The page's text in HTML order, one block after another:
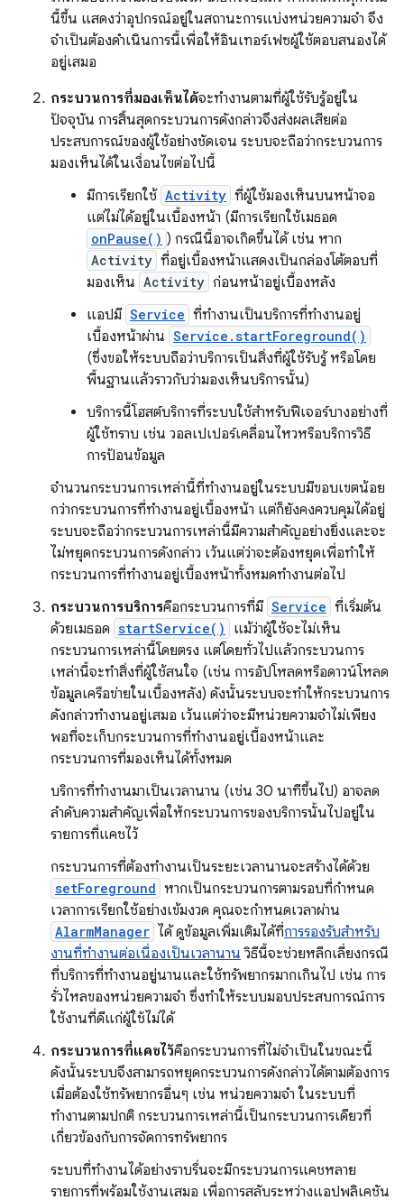
นี้ขึ้น แสดงว่าอุปกรณ์อยู่ในสถานะการแบ่งหน่วยความจำ จึง
จำเป็นต้องดำเนินการนี้เพื่อให้อินเทอร์เฟซผู้ใช้ตอบสนองได้
อยู่เสมอ
กระบวนการที่มองเห็นได้จะทํางานตามที่ผู้ใช้รับรู้อยู่ใน
ปัจจุบัน การสิ้นสุดกระบวนการดังกล่าวจึงส่งผลเสียต่อ
ประสบการณ์ของผู้ใช้อย่างชัดเจน ระบบจะถือว่ากระบวนการ
มองเห็นได้ในเงื่อนไขต่อไปนี้
มีการเรียกใช้ Activity ที่ผู้ใช้มองเห็นบนหน้าจอ
แต่ไม่ได้อยู่ในเบื้องหน้า (มีการเรียกใช้เมธอด
onPause() ) กรณีนี้อาจเกิดขึ้นได้ เช่น หาก
Activity ที่อยู่เบื้องหน้าแสดงเป็นกล่องโต้ตอบที่
มองเห็น Activity ก่อนหน้าอยู่เบื้องหลัง
แอปมี Service ที่ทำงานเป็นบริการที่ทำงานอยู่
เบื้องหน้าผ่าน Service.startForeground()
(ซึ่งขอให้ระบบถือว่าบริการเป็นสิ่งที่ผู้ใช้รับรู้ หรือโดย
พื้นฐานแล้วราวกับว่ามองเห็นบริการนั้น)
บริการนี้โฮสต์บริการที่ระบบใช้สำหรับฟีเจอร์บางอย่างที่
ผู้ใช้ทราบ เช่น วอลเปเปอร์เคลื่อนไหวหรือบริการวิธี
การป้อนข้อมูล
จำนวนกระบวนการเหล่านี้ที่ทำงานอยู่ในระบบมีขอบเขตน้อย
กว่ากระบวนการที่ทำงานอยู่เบื้องหน้า แต่ก็ยังคงควบคุมได้อยู่
ระบบจะถือว่ากระบวนการเหล่านี้มีความสำคัญอย่างยิ่งและจะ
ไม่หยุดกระบวนการดังกล่าว เว้นแต่ว่าจะต้องหยุดเพื่อทำให้
กระบวนการที่ทำงานอยู่เบื้องหน้าทั้งหมดทำงานต่อไป
กระบวนการบริการคือกระบวนการที่มี Service ที่เริ่มต้น
ด้วยเมธอด startService()
แม้ว่าผู้ใช้จะไม่เห็น
กระบวนการเหล่านี้โดยตรง แต่โดยทั่วไปแล้วกระบวนการ
เหล่านี้จะทําสิ่งที่ผู้ใช้สนใจ (เช่น การอัปโหลดหรือดาวน์โหลด
ข้อมูลเครือข่ายในเบื้องหลัง) ดังนั้นระบบจะทําให้กระบวนการ
ดังกล่าวทํางานอยู่เสมอ เว้นแต่ว่าจะมีหน่วยความจําไม่เพียง
พอที่จะเก็บกระบวนการที่ทำงานอยู่เบื้องหน้าและ
กระบวนการที่มองเห็นได้ทั้งหมด
บริการที่ทำงานมาเป็นเวลานาน (เช่น 30 นาทีขึ้นไป) อาจลด
ลำดับความสำคัญเพื่อให้กระบวนการของบริการนั้นไปอยู่ใน
รายการที่แคชไว้
กระบวนการที่ต้องทำงานเป็นระยะเวลานานจะสร้างได้ด้วย
setForeground หากเป็นกระบวนการตามรอบที่กำหนด
เวลาการเรียกใช้อย่างเข้มงวด คุณจะกำหนดเวลาผ่าน
AlarmManager ได้ ดูข้อมูลเพิ่มเติมได้ที่การรองรับสำหรับ
งานที่ทำงานต่อเนื่องเป็นเวลานาน วิธีนี้จะช่วยหลีกเลี่ยงกรณี
ที่บริการที่ทำงานอยู่นานและใช้ทรัพยากรมากเกินไป เช่น การ
รั่วไหลของหน่วยความจำ ซึ่งทำให้ระบบมอบประสบการณ์การ
ใช้งานที่ดีแก่ผู้ใช้ไม่ได้
กระบวนการที่แคชไว้คือกระบวนการที่ไม่จำเป็นในขณะนี้
ดังนั้นระบบจึงสามารถหยุดกระบวนการดังกล่าวได้ตามต้องการ
เมื่อต้องใช้ทรัพยากรอื่นๆ เช่น หน่วยความจำ ในระบบที่
ทำงานตามปกติ กระบวนการเหล่านี้เป็นกระบวนการเดียวที่
เกี่ยวข้องกับการจัดการทรัพยากร
ระบบที่ทำงานได้อย่างราบรื่นจะมีกระบวนการแคชหลาย
รายการที่พร้อมใช้งานเสมอ เพื่อการสลับระหว่างแอปพลิเคชัน